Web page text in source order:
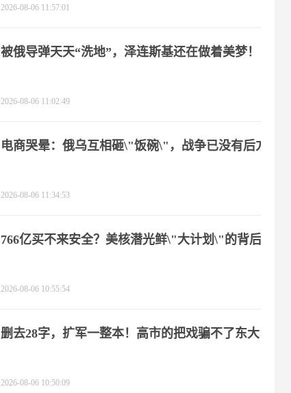
2026-08-06 11:57:01
被俄导弹天天“洗地”，泽连斯基还在做着美梦！
2026-08-06 11:02:49
电商哭晕：俄乌互相砸\"饭碗\"，战争已没有后方
2026-08-06 11:34:53
766亿买不来安全？美核潜光鲜\"大计划\"的背后
2026-08-06 10:55:54
删去28字，扩军一整本！高市的把戏骗不了东大
2026-08-06 10:50:09